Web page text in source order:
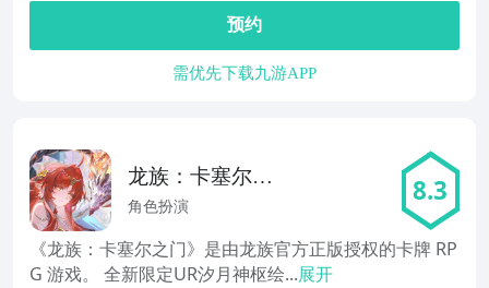
预约
需优先下载九游APP
龙族：卡塞尔之
门
角色扮演 8.3
《龙族：卡塞尔之门》是由龙族官方正版授权的卡牌 RP
G 游戏。 全新限定UR汐月神枢绘...展开